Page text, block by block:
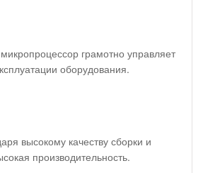
грамотно управляет
оборудования.
высокому качеству сборки и
производительность.